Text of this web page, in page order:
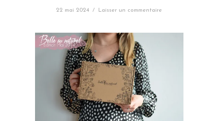
22 mai 2024 / Laisser un commentaire